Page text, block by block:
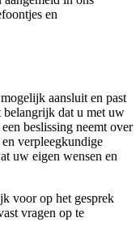
en
aansluit en past
dat u met uw
beslissing neemt over
verpleegkundige
uw eigen wensen en
voor op het gesprek
vragen op te